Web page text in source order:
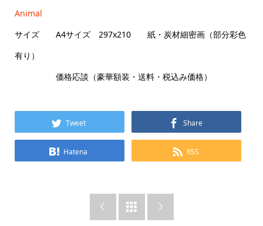
Animal
サイズ A4サイズ 297x210 紙・炭材細密画（部分彩色
有り）
価格応談（豪華額装・送料・税込み価格）
Tweet Share
Hatena RSS
  